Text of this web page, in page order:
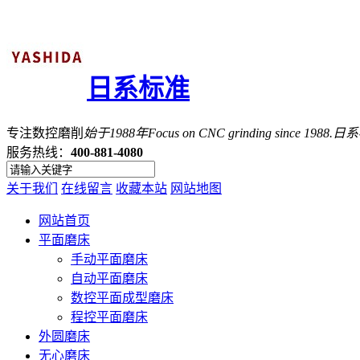
日系标准
专注数控磨削 始于1988年Focus on CNC grinding since 1988.日
服务热线： 400-881-4080
关于我们 在线留言 收藏本站 网站地图
网站首页
平面磨床
手动平面磨床
自动平面磨床
数控平面成型磨床
程控平面磨床
外圆磨床
无心磨床